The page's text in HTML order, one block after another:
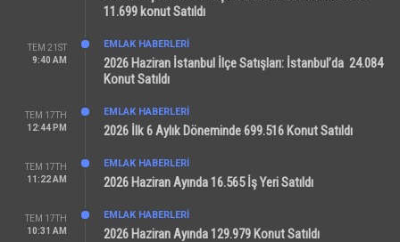
11.699 konut Satıldı
TEM 21ST
9:40 AM
EMLAK HABERLERI
2026 Haziran İstanbul İlçe Satışları: İstanbul’da 24.084
Konut Satıldı
TEM 17TH
12:44 PM
EMLAK HABERLERI
2026 İlk 6 Aylık Döneminde 699.516 Konut Satıldı
TEM 17TH
11:22 AM
EMLAK HABERLERI
2026 Haziran Ayında 16.565 İş Yeri Satıldı
TEM 17TH
10:31 AM
EMLAK HABERLERI
2026 Haziran Ayında 129.979 Konut Satıldı